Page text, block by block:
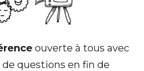
ouverte à tous avec
questions en fin de